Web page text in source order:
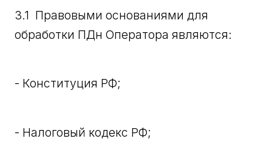
3.1 Правовыми основаниями для
обработки ПДн Оператора являются:
- Конституция РФ;
- Налоговый кодекс РФ;